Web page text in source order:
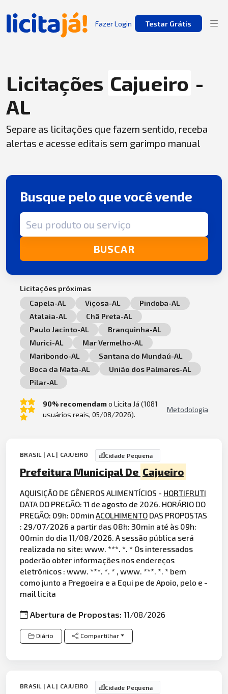
Fazer Login Testar Grátis
Licitações Cajueiro -
AL
Separe as licitações que fazem sentido, receba
alertas e acesse editais sem garimpo manual
Busque pelo que você vende
Termo de busca
BUSCAR
Licitações próximas
Capela-AL
Viçosa-AL
Pindoba-AL
Atalaia-AL
Chã Preta-AL
Paulo Jacinto-AL
Branquinha-AL
Murici-AL
Mar Vermelho-AL
Maribondo-AL
Santana do Mundaú-AL
Boca da Mata-AL
União dos Palmares-AL
Pilar-AL
90% recomendamo Licita Já (1081
usuários reais, 05/08/2026).
Metodologia
BRASIL | AL | CAJUEIRO Cidade Pequena
Prefeitura Municipal De Cajueiro
AQUISIÇÃO DE GÊNEROS ALIMENTÍCIOS - HORTIFRUTI
DATA DO PREGÃO: 11 de agosto de 2026. HORÁRIO DO
PREGÃO: 09h: 00minACOLHIMENTO DAS PROPOSTAS
: 29/07/2026 a partir das 08h: 30min até às 09h:
00min do dia 11/08/2026. A sessão pública será
realizada no site: www. ***. *. * Os interessados
poderão obter informações nos endereços
eletrônicos : www. ***. *. * , www. ***. *. * bem
como junto a Pregoeira e a Equi pe de Apoio, pelo e -
mail licita
Abertura de Propostas:11/08/2026
Diário Compartilhar
BRASIL | AL | CAJUEIRO Cidade Pequena